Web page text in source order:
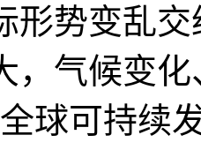
势变乱交
，气候变
球可持续